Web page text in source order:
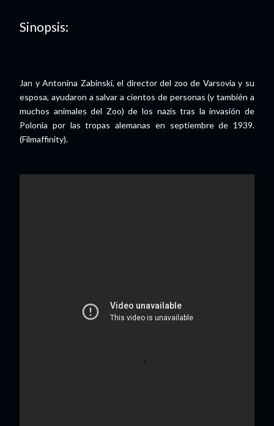
Sinopsis:
Jan y Antonina Zabinski, el director del zoo de Varsovia y su
esposa, ayudaron a salvar a cientos de personas (y también a
muchos animales del Zoo) de los nazis tras la invasión de
Polonia por las tropas alemanas en septiembre de 1939.
(Filmaffinity).